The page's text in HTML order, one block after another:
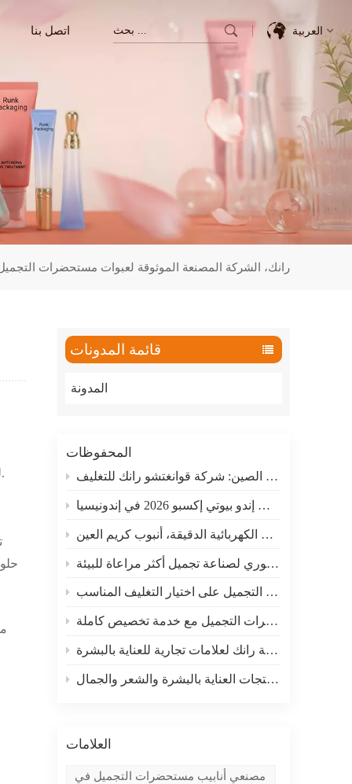
اتصل بنا العربية
English
Français
Italiano
Pусский
ภาษาไทย
رانك، الشركة المصنعة الموثوقة لعبوات مستحضرات
قائمة المدونات
المدونة
المحفوظات
مصنعي أنابيب مستحضرات التجميل في الصين: شركة قوانغتشو رانك للتغليف
ستشارك شركة رانك في معرض إندو بيوتي إكسبو 2026 في إندونيسيا
لماذا تختارين منتج رانك الرائج؟ أداة تدليك بالاهتزازات الكهربائية الدقيقة، أنبوب كريم العين
أنابيب تغليف مستحضرات التجميل المستدامة من رانك فاكتوري لصناعة تجميل أكثر مراعاة للبيئة
كيف تساعد شركة رانك ماركات التجميل على اختيار التغليف المناسب
مصنع موثوق لتغليف مستحضرات التجميل مع خدمة تخصيص كاملة
أنابيب تغليف بلاستيكية مخصصة لمستحضرات التجميل من شركة رانك لعلامات تجارية للعناية بالبشرة
حلول تغليف متكاملة لمنتجات العناية بالبشرة والشعر والجمال
العلامات
مصنعي أنابيب مستحضرات التجميل في
المعدات الأصلية (OEM) وتصميمها (ODM) لعلامات التجميل التجارية والعلامات التجارية الخاصة والموزعين في جميع أنحاء العالم.